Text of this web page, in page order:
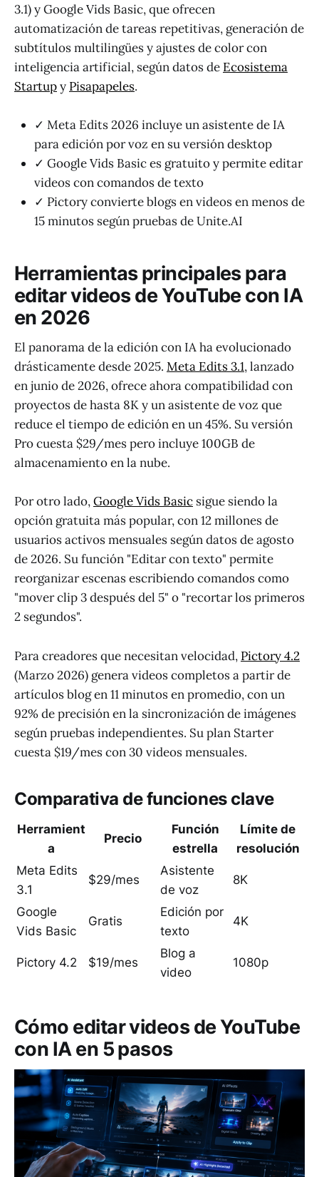
3.1) y Google Vids Basic, que ofrecen
automatización de tareas repetitivas, generación de
subtítulos multilingües y ajustes de color con
inteligencia artificial, según datos de Ecosistema
Startupy Pisapapeles.
✓ Meta Edits 2026 incluye un asistente de IA
para edición por voz en su versión desktop
✓ Google Vids Basic es gratuito y permite editar
videos con comandos de texto
✓ Pictory convierte blogs en videos en menos de
15 minutos según pruebas de Unite.AI
Herramientas principales para
editar videos de YouTube con IA
en 2026
El panorama de la edición con IA ha evolucionado
drásticamente desde 2025. Meta Edits 3.1, lanzado
en junio de 2026, ofrece ahora compatibilidad con
proyectos de hasta 8K y un asistente de voz que
reduce el tiempo de edición en un 45%. Su versión
Pro cuesta $29/mes pero incluye 100GB de
almacenamiento en la nube.
Por otro lado,Google Vids Basic sigue siendo la
opción gratuita más popular, con 12 millones de
usuarios activos mensuales según datos de agosto
de 2026. Su función "Editar con texto" permite
reorganizar escenas escribiendo comandos como
"mover clip 3 después del 5" o "recortar los primeros
2 segundos".
Para creadores que necesitan velocidad, Pictory 4.2
(Marzo 2026) genera videos completos a partir de
artículos blog en 11 minutos en promedio, con un
92% de precisión en la sincronización de imágenes
según pruebas independientes. Su plan Starter
cuesta $19/mes con 30 videos mensuales.
Comparativa de funciones clave
Herramient
a
Precio
Función
estrella
Límite de
resolución
Meta Edits
3.1
$29/mes
Asistente
de voz
8K
Google
Vids Basic
Gratis
Edición por
texto
4K
Pictory 4.2 $19/mes
Blog a
video
1080p
Cómo editar videos de YouTube
con IA en 5 pasos